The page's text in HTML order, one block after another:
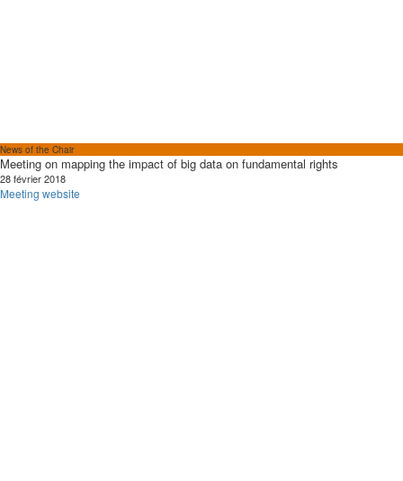
News of the Chair
Meeting on mapping the impact of big data on fundamental rights
28 février 2018
Meeting website